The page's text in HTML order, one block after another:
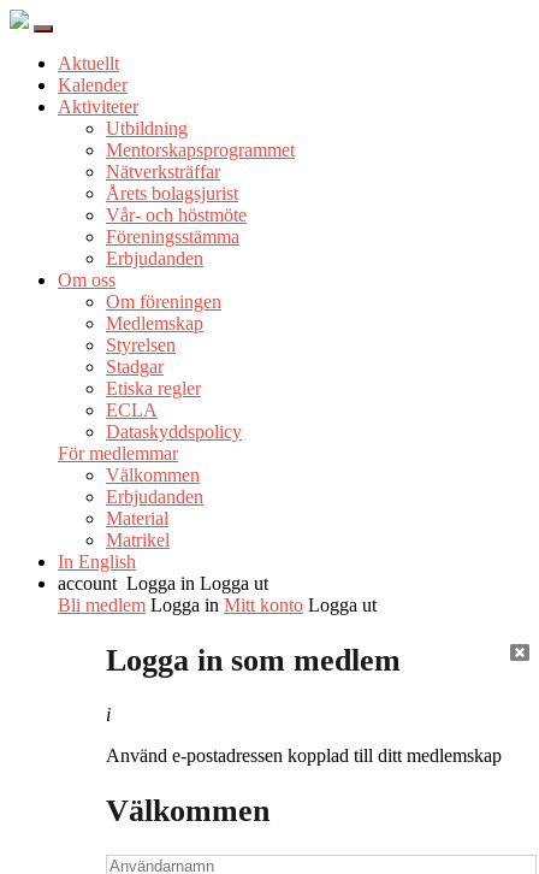
Aktuellt
Kalender
Aktiviteter
Utbildning
Mentorskapsprogrammet
Nätverksträffar
Årets bolagsjurist
Vår- och höstmöte
Föreningsstämma
Erbjudanden
Om oss
Om föreningen
Medlemskap
Styrelsen
Stadgar
Etiska regler
ECLA
Dataskyddspolicy
För medlemmar
Välkommen
Erbjudanden
Material
Matrikel
In English
account Logga in Logga ut
Bli medlem Logga in Mitt konto Logga ut
Logga in som medlem
i
Använd e-postadressen kopplad till ditt medlemskap
Välkommen